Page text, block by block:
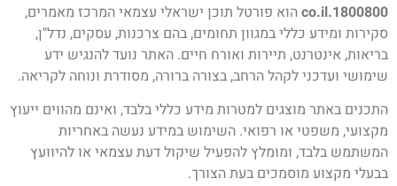
1800800.co.il
הוא פורטל תוכן ישראלי עצמאי המרכז מאמרים,
סקירות ומידע כללי במגוון תחומים, בהם צרכנות, עסקים, נדל"ן,
בריאות, אינטרנט, תיירות ואורח חיים. האתר נועד להנגיש ידע
שימושי ועדכני לקהל הרחב, בצורה ברורה, מסודרת ונוחה לקריאה.
התכנים באתר מוצגים למטרות מידע כללי בלבד, ואינם מהווים ייעוץ
מקצועי, משפטי או רפואי. השימוש במידע נעשה באחריות
המשתמש בלבד, ומומלץ להפעיל שיקול דעת עצמאי או להיוועץ
בבעלי מקצוע מוסמכים בעת הצורך.